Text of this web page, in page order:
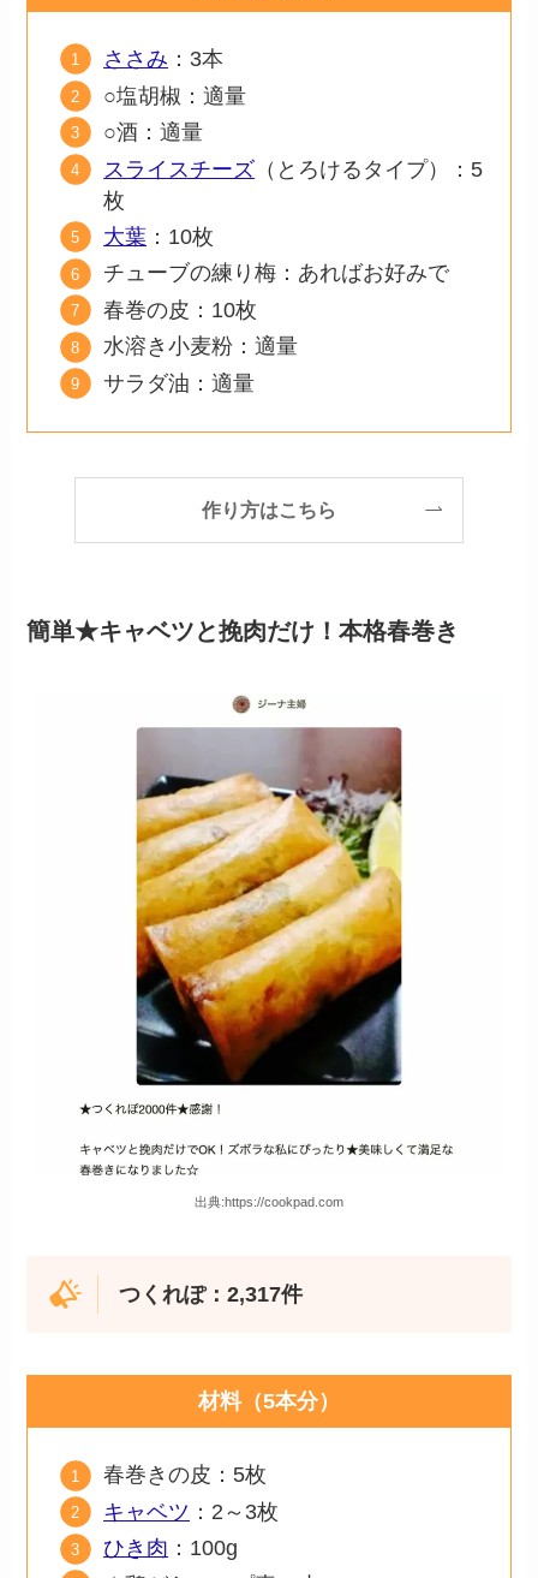
ささみ ：3本
○塩胡椒：適量
○酒：適量
スライスチーズ （とろけるタイプ）：5
枚
大葉 ：10枚
チューブの練り梅：あればお好みで
春巻の皮：10枚
水溶き小麦粉：適量
サラダ油：適量
作り方はこちら
簡単★キャベツと挽肉だけ！本格春巻き
出典:https://cookpad.com
つくれぽ：2,317件
材料（5本分）
春巻きの皮：5枚
キャベツ ：2～3枚
ひき肉 ：100g